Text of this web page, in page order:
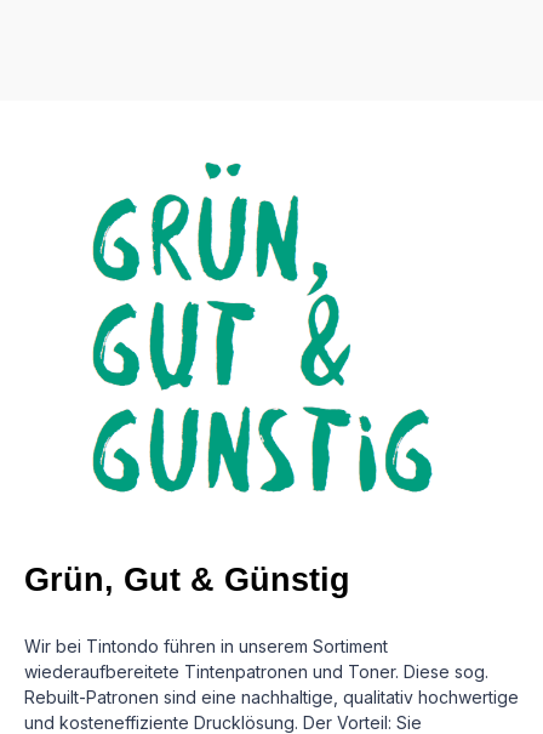
Grün, Gut & Günstig
Wir bei Tintondo führen in unserem Sortiment
wiederaufbereitete Tintenpatronen und Toner. Diese sog.
Rebuilt-Patronen sind eine nachhaltige, qualitativ hochwertige
und kosteneffiziente Drucklösung. Der Vorteil: Sie